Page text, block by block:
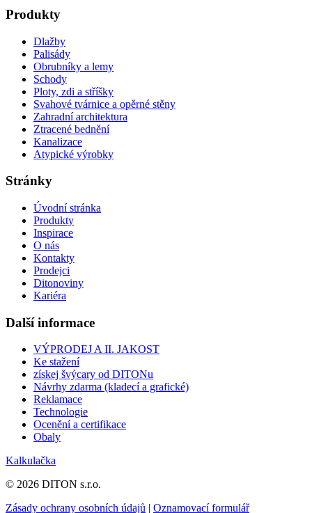
Produkty
Dlažby
Palisády
Obrubníky a lemy
Schody
Ploty, zdi a stříšky
Svahové tvárnice a opěrné stěny
Zahradní architektura
Ztracené bednění
Kanalizace
Atypické výrobky
Stránky
Úvodní stránka
Produkty
Inspirace
O nás
Kontakty
Prodejci
Ditonoviny
Kariéra
Další informace
VÝPRODEJ A II. JAKOST
Ke stažení
získej švýcary od DITONu
Návrhy zdarma (kladecí a grafické)
Reklamace
Technologie
Ocenění a certifikace
Obaly
Kalkulačka
© 2026 DITON s.r.o.
Zásady ochrany osobních údajů | Oznamovací formulář